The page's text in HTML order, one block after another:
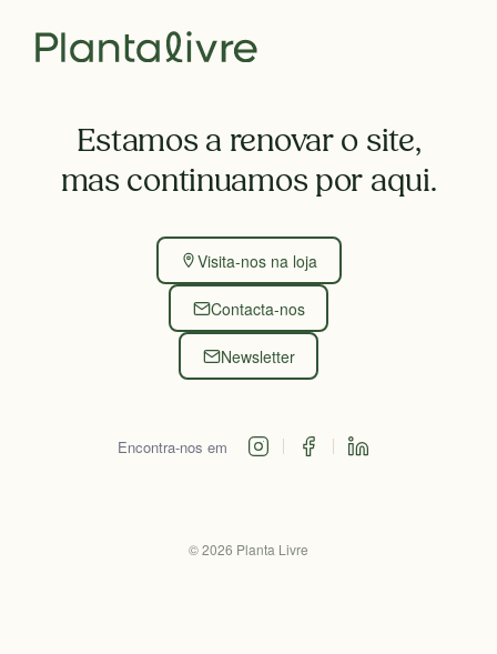
Estamos a renovar o site,
mas continuamos por aqui.
Visita-nos na loja
Contacta-nos
Newsletter
Encontra-nos em
©2026 Planta Livre